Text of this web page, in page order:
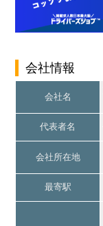
会社情報
会社名
代表者名
会社所在地
最寄駅